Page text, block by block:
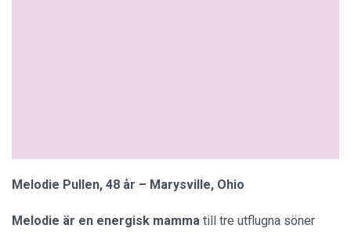
Melodie Pullen, 48 år – Marysville, Ohio
Melodie är en energisk mamma till tre utflugna söner